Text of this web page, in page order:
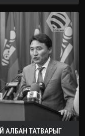
АЛБАН ТАТВАРЫГ